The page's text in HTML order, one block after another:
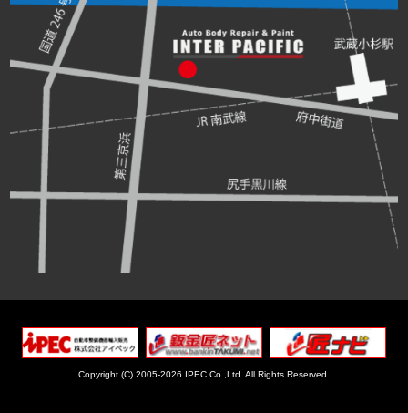
Copyright (C) 2005-2026 IPEC Co.,Ltd. All Rights Reserved.